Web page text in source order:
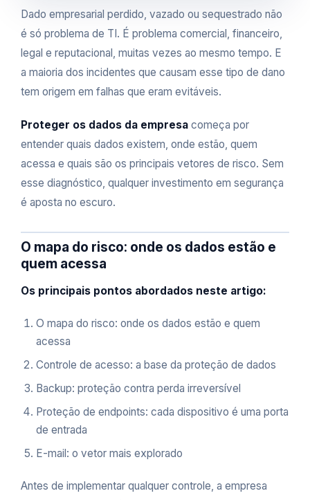
Dado empresarial perdido, vazado ou sequestrado não
é só problema de TI. É problema comercial, financeiro,
legal e reputacional, muitas vezes ao mesmo tempo. E
a maioria dos incidentes que causam esse tipo de dano
tem origem em falhas que eram evitáveis.
Proteger os dados da empresa começa por
entender quais dados existem, onde estão, quem
acessa e quais são os principais vetores de risco. Sem
esse diagnóstico, qualquer investimento em segurança
é aposta no escuro.
O mapa do risco: onde os dados estão e
quem acessa
Os principais pontos abordados neste artigo:
O mapa do risco: onde os dados estão e quem
acessa
Controle de acesso: a base da proteção de dados
Backup: proteção contra perda irreversível
Proteção de endpoints: cada dispositivo é uma porta
de entrada
E-mail: o vetor mais explorado
Antes de implementar qualquer controle, a empresa